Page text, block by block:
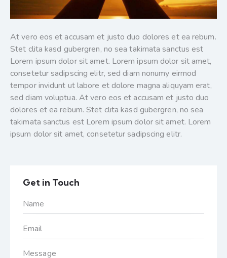
At vero eos et accusam et justo duo dolores et ea rebum.
Stet clita kasd gubergren, no sea takimata sanctus est
Lorem ipsum dolor sit amet. Lorem ipsum dolor sit amet,
consetetur sadipscing elitr, sed diam nonumy eirmod
tempor invidunt ut labore et dolore magna aliquyam erat,
sed diam voluptua. At vero eos et accusam et justo duo
dolores et ea rebum. Stet clita kasd gubergren, no sea
takimata sanctus est Lorem ipsum dolor sit amet. Lorem
ipsum dolor sit amet, consetetur sadipscing elitr.
Get in Touch